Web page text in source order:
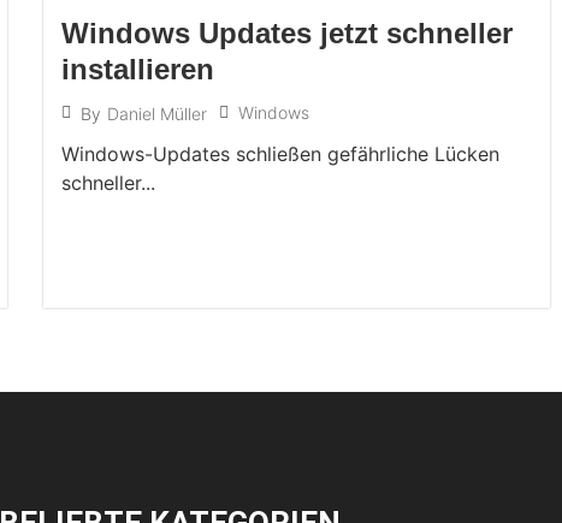
Windows Updates jetzt schneller
installieren
By Daniel Müller Windows
Windows-Updates schließen gefährliche Lücken
schneller...